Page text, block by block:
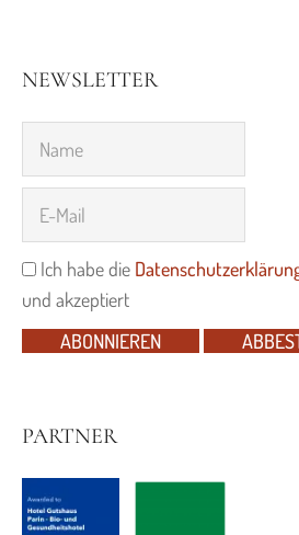
NEWSLETTER
Ich habe die
und akzeptiert
ABONNIEREN
PARTNER